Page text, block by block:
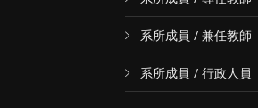
系所成員 / 兼任教師
系所成員 / 行政人員